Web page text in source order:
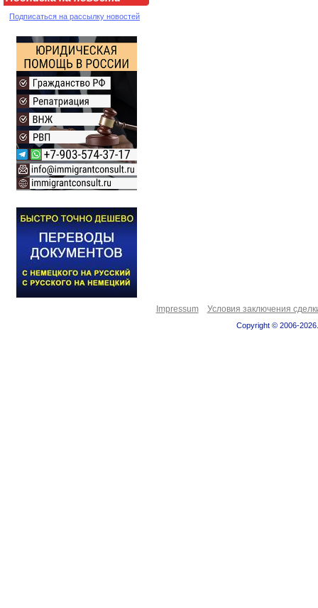
Подписаться на рассылку новостей
Impressum Условия заключения
Copyright © 2006-